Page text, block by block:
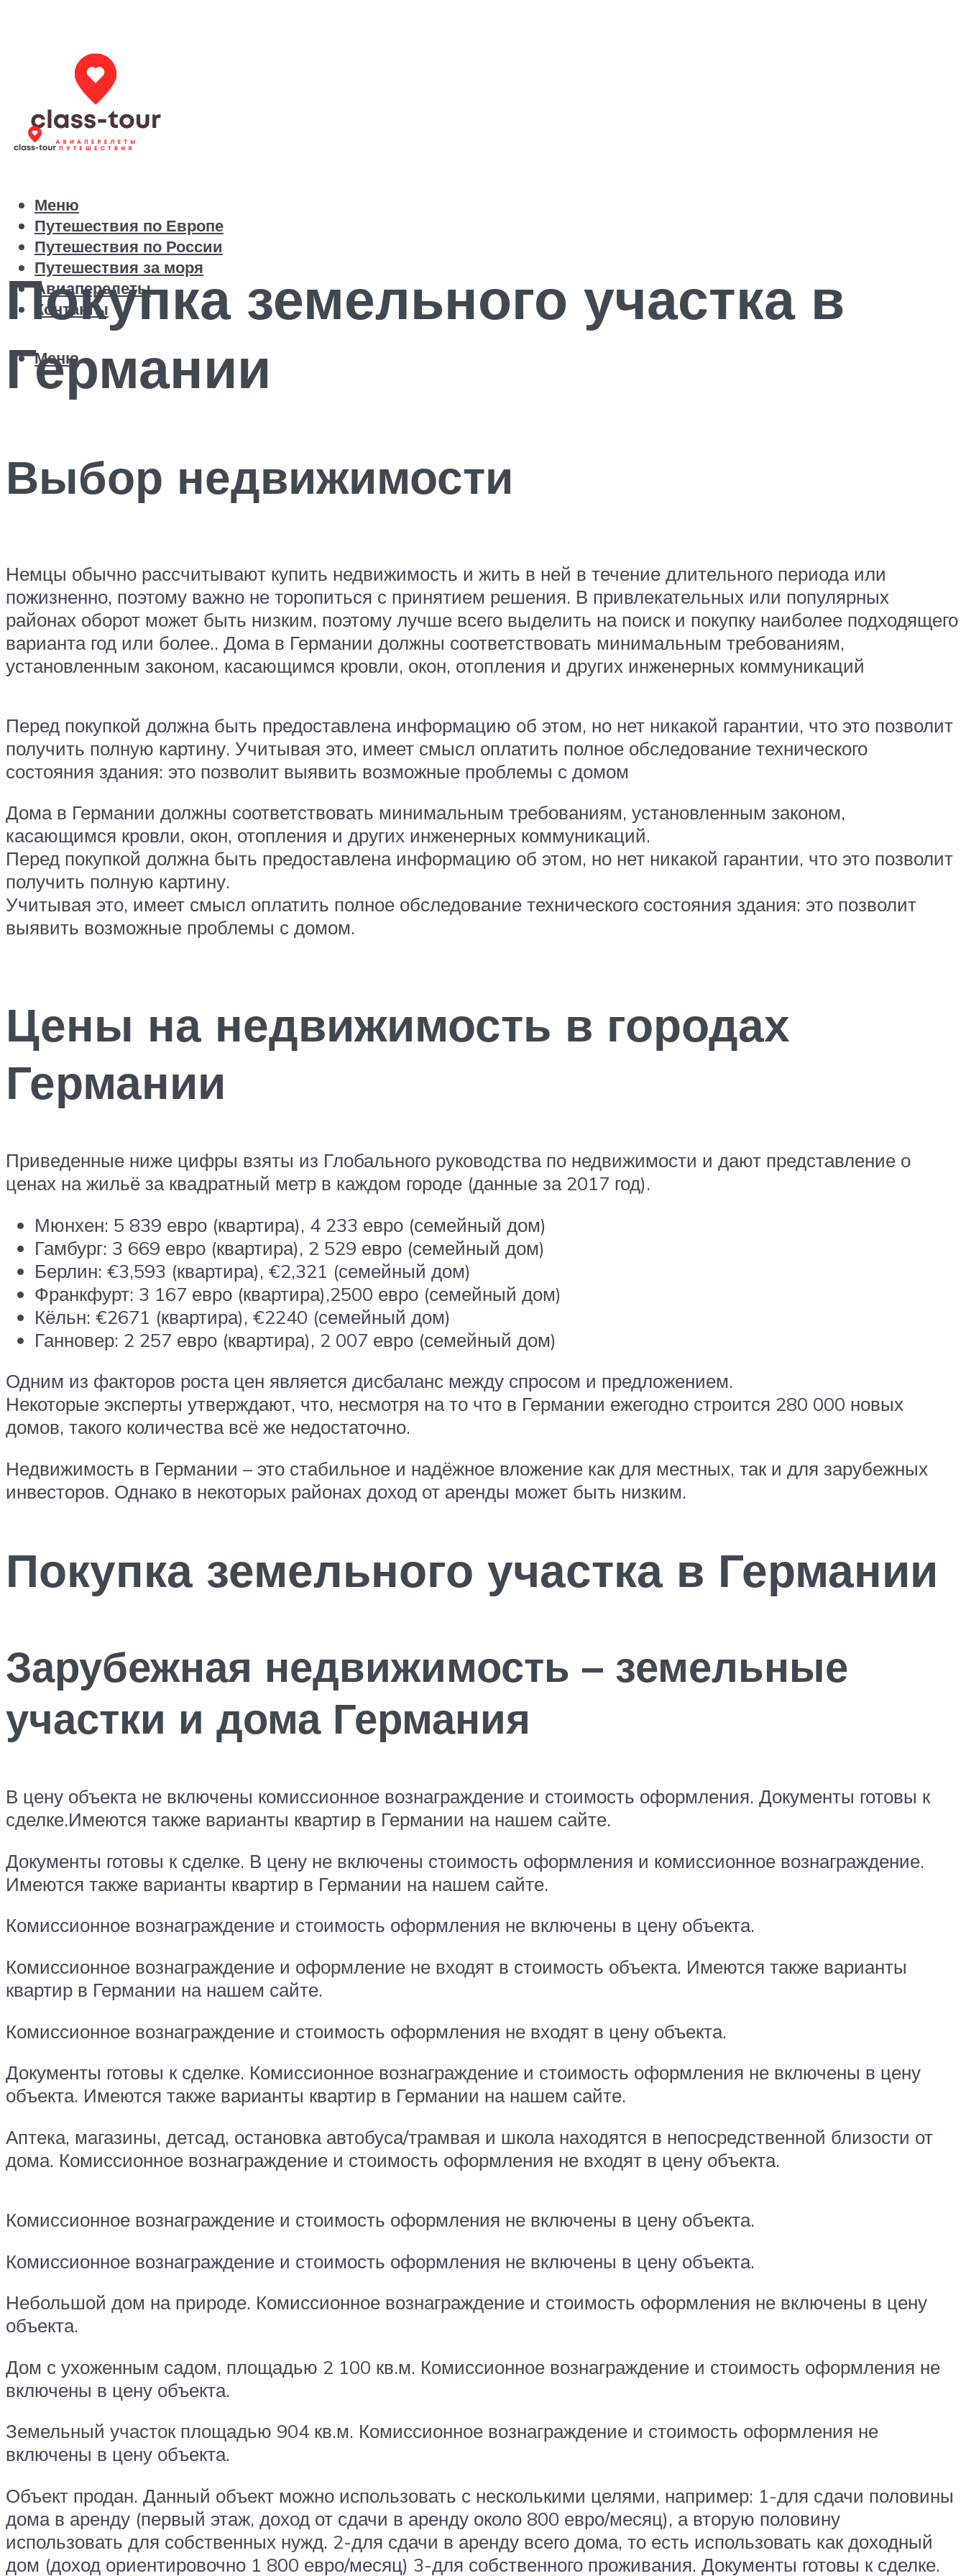
Путешествия по Европе
Путешествия по России
Путешествия за моря
Авиаперелеты
Контакты
Меню
Меню
Покупка земельного участка в
Германии
Выбор недвижимости
Немцы обычно рассчитывают купить недвижимость и жить в ней в течение длительного периода или
пожизненно, поэтому важно не торопиться с принятием решения. В привлекательных или популярных
районах оборот может быть низким, поэтому лучше всего выделить на поиск и покупку наиболее подходящего
варианта год или более.. Дома в Германии должны соответствовать минимальным требованиям,
установленным законом, касающимся кровли, окон, отопления и других инженерных коммуникаций
Перед покупкой должна быть предоставлена информацию об этом, но нет никакой гарантии, что это позволит
получить полную картину. Учитывая это, имеет смысл оплатить полное обследование технического
состояния здания: это позволит выявить возможные проблемы с домом
Дома в Германии должны соответствовать минимальным требованиям, установленным законом,
касающимся кровли, окон, отопления и других инженерных коммуникаций.
Перед покупкой должна быть предоставлена информацию об этом, но нет никакой гарантии, что это позволит
получить полную картину.
Учитывая это, имеет смысл оплатить полное обследование технического состояния здания: это позволит
выявить возможные проблемы с домом.
Цены на недвижимость в городах
Германии
Приведенные ниже цифры взяты из Глобального руководства по недвижимости и дают представление о
ценах на жильё за квадратный метр в каждом городе (данные за 2017 год).
Мюнхен: 5 839 евро (квартира), 4 233 евро (семейный дом)
Гамбург: 3 669 евро (квартира), 2 529 евро (семейный дом)
Берлин: €3,593 (квартира), €2,321 (семейный дом)
Франкфурт: 3 167 евро (квартира),2500 евро (семейный дом)
Кёльн: €2671 (квартира), €2240 (семейный дом)
Ганновер: 2 257 евро (квартира), 2 007 евро (семейный дом)
Одним из факторов роста цен является дисбаланс между спросом и предложением.
Некоторые эксперты утверждают, что, несмотря на то что в Германии ежегодно строится 280 000 новых
домов, такого количества всё же недостаточно.
Недвижимость в Германии – это стабильное и надёжное вложение как для местных, так и для зарубежных
инвесторов. Однако в некоторых районах доход от аренды может быть низким.
Покупка земельного участка в Германии
Зарубежная недвижимость – земельные
участки и дома Германия
В цену объекта не включены комиссионное вознаграждение и стоимость оформления. Документы готовы к
сделке.Имеются также варианты квартир в Германии на нашем сайте.
Документы готовы к сделке. В цену не включены стоимость оформления и комиссионное вознаграждение.
Имеются также варианты квартир в Германии на нашем сайте.
Комиссионное вознаграждение и стоимость оформления не включены в цену объекта.
Комиссионное вознаграждение и оформление не входят в стоимость объекта. Имеются также варианты
квартир в Германии на нашем сайте.
Комиссионное вознаграждение и стоимость оформления не входят в цену объекта.
Документы готовы к сделке. Комиссионное вознаграждение и стоимость оформления не включены в цену
объекта. Имеются также варианты квартир в Германии на нашем сайте.
Аптека, магазины, детсад, остановка автобуса/трамвая и школа находятся в непосредственной близости от
дома. Комиссионное вознаграждение и стоимость оформления не входят в цену объекта.
Комиссионное вознаграждение и стоимость оформления не включены в цену объекта.
Комиссионное вознаграждение и стоимость оформления не включены в цену объекта.
Небольшой дом на природе. Комиссионное вознаграждение и стоимость оформления не включены в цену
объекта.
Дом с ухоженным садом, площадью 2 100 кв.м. Комиссионное вознаграждение и стоимость оформления не
включены в цену объекта.
Земельный участок площадью 904 кв.м. Комиссионное вознаграждение и стоимость оформления не
включены в цену объекта.
Объект продан. Данный объект можно использовать с несколькими целями, например: 1-для сдачи половины
дома в аренду (первый этаж, доход от сдачи в аренду около 800 евро/месяц), а вторую половину
использовать для собственных нужд. 2-для сдачи в аренду всего дома, то есть использовать как доходный
дом (доход ориентировочно 1 800 евро/месяц) 3-для собственного проживания. Документы готовы к сделке.